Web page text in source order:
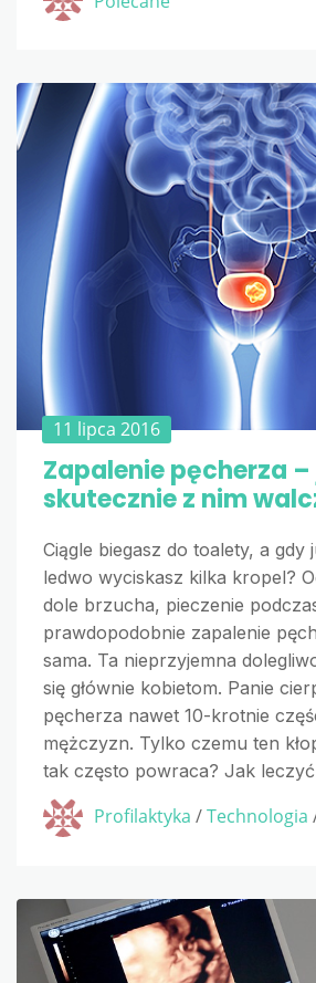
11 lipca 2016
Zapalenie pęcherza
skutecznie z nim
Ciągle biegasz do toalety, a gdy
ledwo wyciskasz kilka kropel?
dole brzucha, pieczenie
prawdopodobnie zapalenie
sama. Ta nieprzyjemna
się głównie kobietom. Panie
pęcherza nawet 10-krotnie
mężczyzn. Tylko czemu ten
tak często powraca? Jak
Profilaktyka /Technologia